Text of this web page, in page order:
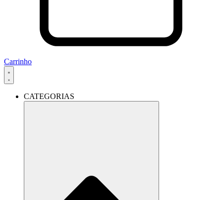
Carrinho
CATEGORIAS